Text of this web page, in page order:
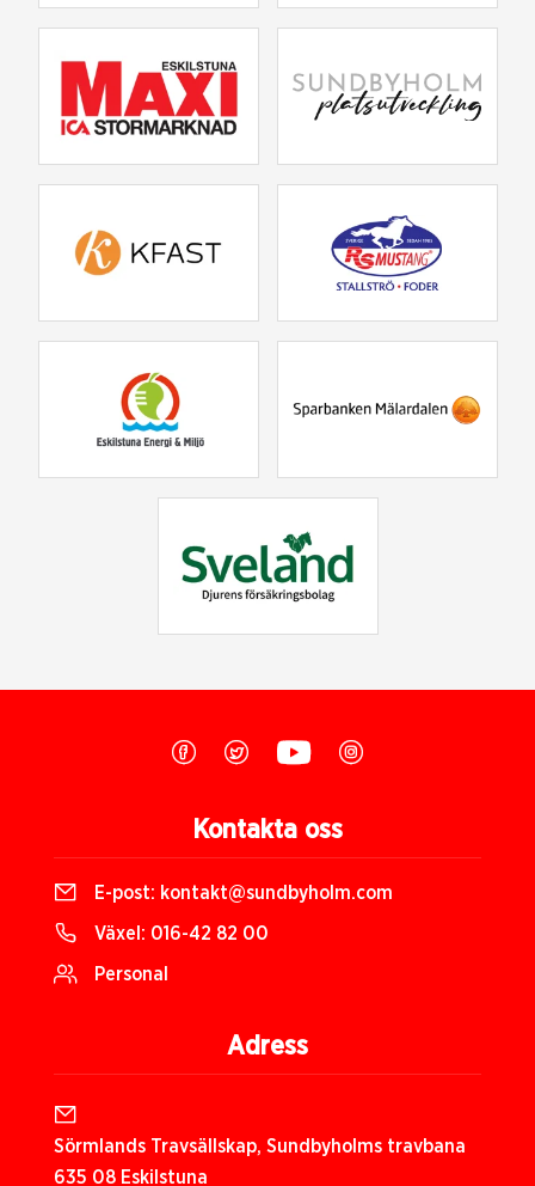
Kontakta oss
E-post: kontakt@sundbyholm.com
Växel: 016-42 82 00
Personal
Adress
Sörmlands Travsällskap, Sundbyholms travbana
635 08 Eskilstuna